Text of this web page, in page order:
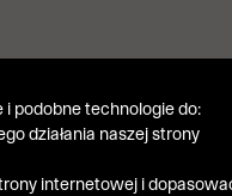
podobne technologie do:
działania naszej strony
internetowej i